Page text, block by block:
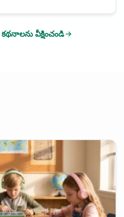
వీక్షించండి